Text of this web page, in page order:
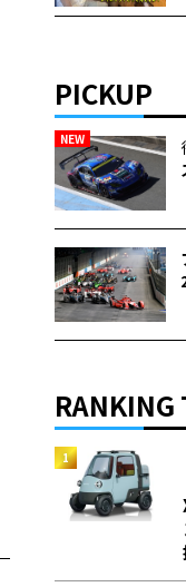
PICKUP
NEW
RANKING